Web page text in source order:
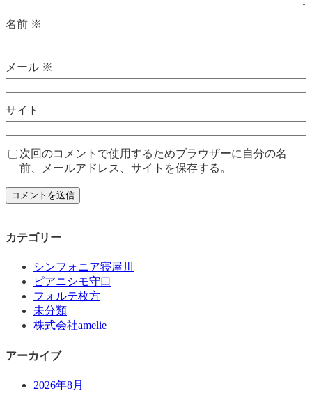
名前 ※
メール ※
サイト
次回のコメントで使用するためブラウザーに自分の名
前、メールアドレス、サイトを保存する。
カテゴリー
シンフォニア寝屋川
ピアニシモ守口
フォルテ枚方
未分類
株式会社amelie
アーカイブ
2026年8月